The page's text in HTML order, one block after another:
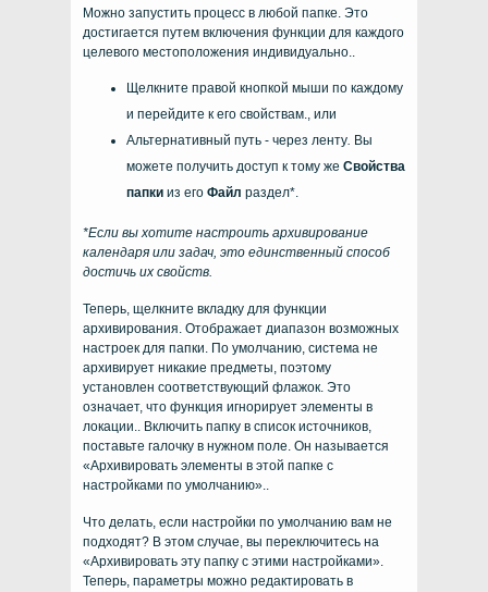
Можно запустить процесс в любой папке. Это
достигается путем включения функции для каждого
целевого местоположения индивидуально..
Щелкните правой кнопкой мыши по каждому
и перейдите к его свойствам., или
Альтернативный путь - через ленту. Вы
можете получить доступ к тому же Свойства
папки из его Файл раздел*.
*Если вы хотите настроить архивирование
календаря или задач, это единственный способ
достичь их свойств.
Теперь, щелкните вкладку для функции
архивирования. Отображает диапазон возможных
настроек для папки. По умолчанию, система не
архивирует никакие предметы, поэтому
установлен соответствующий флажок. Это
означает, что функция игнорирует элементы в
локации.. Включить папку в список источников,
поставьте галочку в нужном поле. Он называется
«Архивировать элементы в этой папке с
настройками по умолчанию»..
Что делать, если настройки по умолчанию вам не
подходят? В этом случае, вы переключитесь на
«Архивировать эту папку с этими настройками».
Теперь, параметры можно редактировать в